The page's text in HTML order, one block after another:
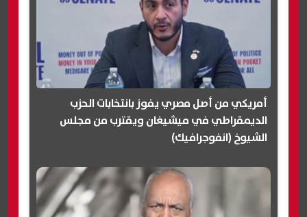
أمريكي من أصل مصري يفوز بانتخابات الحزب
الديمقراطي في ميشيغان ويقترب من مجلس
الشيوخ (انفوجرافيك)